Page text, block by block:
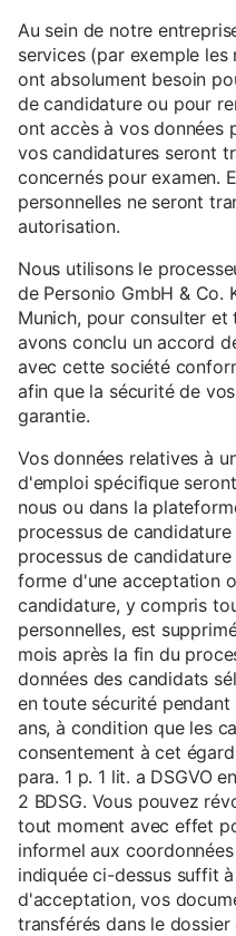
Au sein de notre
services (par exemple les
ont absolument besoin
de candidature ou pour
ont accès à vos données
vos candidatures seront
concernés pour examen.
personnelles ne seront
autorisation.
Nous utilisons le
de Personio GmbH & Co.
Munich, pour consulter et
avons conclu un accord
avec cette société
afin que la sécurité de
garantie.
Vos données relatives à
d'emploi spécifique
nous ou dans la
processus de
processus de
forme d'une acceptation
candidature, y compris
personnelles, est
mois après la fin du
données des candidats
en toute sécurité pendant
ans, à condition que les
consentement à cet
para. 1 p. 1 lit. a DSGVO
2 BDSG. Vous pouvez
tout moment avec effet
informel aux
indiquée ci-dessus suffit
d'acceptation, vos
transférés dans le dossier